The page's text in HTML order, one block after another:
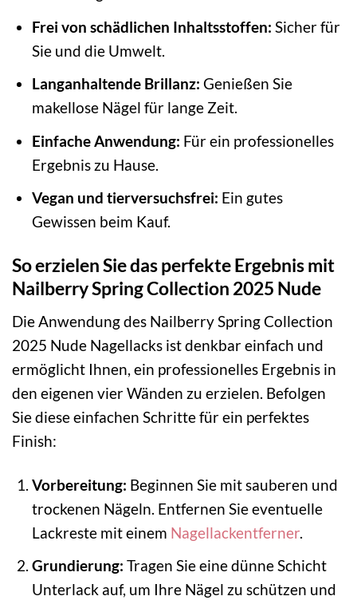
Frei von schädlichen Inhaltsstoffen: Sicher für
Sie und die Umwelt.
Langanhaltende Brillanz: Genießen Sie
makellose Nägel für lange Zeit.
Einfache Anwendung: Für ein professionelles
Ergebnis zu Hause.
Vegan und tierversuchsfrei: Ein gutes
Gewissen beim Kauf.
So erzielen Sie das perfekte Ergebnis mit
Nailberry Spring Collection 2025 Nude
Die Anwendung des Nailberry Spring Collection
2025 Nude Nagellacks ist denkbar einfach und
ermöglicht Ihnen, ein professionelles Ergebnis in
den eigenen vier Wänden zu erzielen. Befolgen
Sie diese einfachen Schritte für ein perfektes
Finish:
Vorbereitung: Beginnen Sie mit sauberen und
trockenen Nägeln. Entfernen Sie eventuelle
Lackreste mit einem Nagellackentferner.
Grundierung: Tragen Sie eine dünne Schicht
Unterlack auf, um Ihre Nägel zu schützen und